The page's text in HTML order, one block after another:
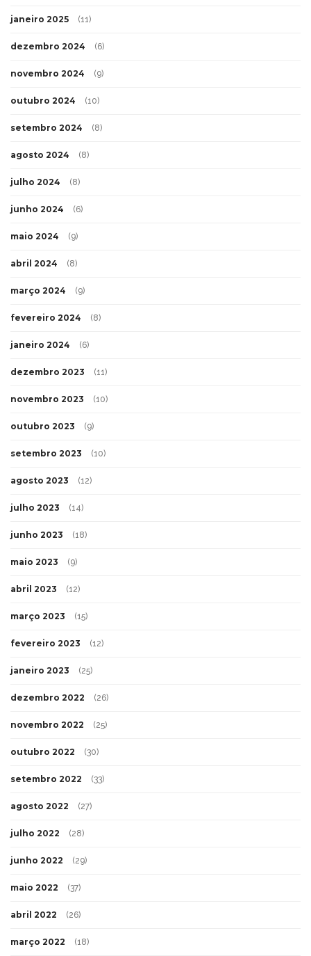
janeiro 2025 (11)
dezembro 2024 (6)
novembro 2024 (9)
outubro 2024 (10)
setembro 2024 (8)
agosto 2024 (8)
julho 2024 (8)
junho 2024 (6)
maio 2024 (9)
abril 2024 (8)
março 2024 (9)
fevereiro 2024 (8)
janeiro 2024 (6)
dezembro 2023 (11)
novembro 2023 (10)
outubro 2023 (9)
setembro 2023 (10)
agosto 2023 (12)
julho 2023 (14)
junho 2023 (18)
maio 2023 (9)
abril 2023 (12)
março 2023 (15)
fevereiro 2023 (12)
janeiro 2023 (25)
dezembro 2022 (26)
novembro 2022 (25)
outubro 2022 (30)
setembro 2022 (33)
agosto 2022 (27)
julho 2022 (28)
junho 2022 (29)
maio 2022 (37)
abril 2022 (26)
março 2022 (18)